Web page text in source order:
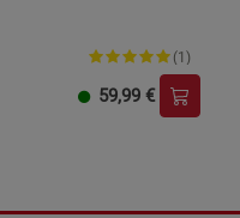
(1)
59,99 €